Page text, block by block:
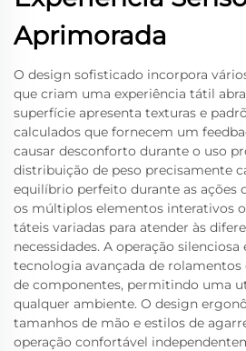
Aprimorada
O design sofisticado incorpora
que criam uma experiência tátil
superfície apresenta texturas e
calculados que fornecem um
causar desconforto durante o uso
distribuição de peso precisamente
equilíbrio perfeito durante as ações
os múltiplos elementos interativos
táteis variadas para atender às
necessidades. A operação
tecnologia avançada de
de componentes, permitindo uma
qualquer ambiente. O design
tamanhos de mão e estilos de
operação confortável